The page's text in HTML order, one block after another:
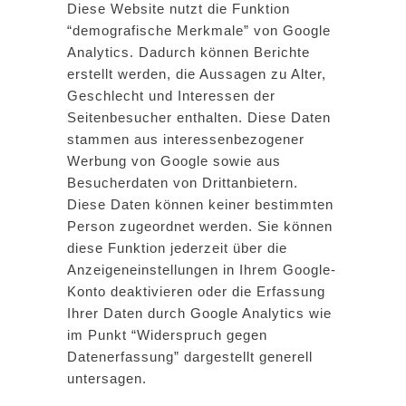
Diese Website nutzt die Funktion
“demografische Merkmale” von Google
Analytics. Dadurch können Berichte
erstellt werden, die Aussagen zu Alter,
Geschlecht und Interessen der
Seitenbesucher enthalten. Diese Daten
stammen aus interessenbezogener
Werbung von Google sowie aus
Besucherdaten von Drittanbietern.
Diese Daten können keiner bestimmten
Person zugeordnet werden. Sie können
diese Funktion jederzeit über die
Anzeigeneinstellungen in Ihrem Google-
Konto deaktivieren oder die Erfassung
Ihrer Daten durch Google Analytics wie
im Punkt “Widerspruch gegen
Datenerfassung” dargestellt generell
untersagen.